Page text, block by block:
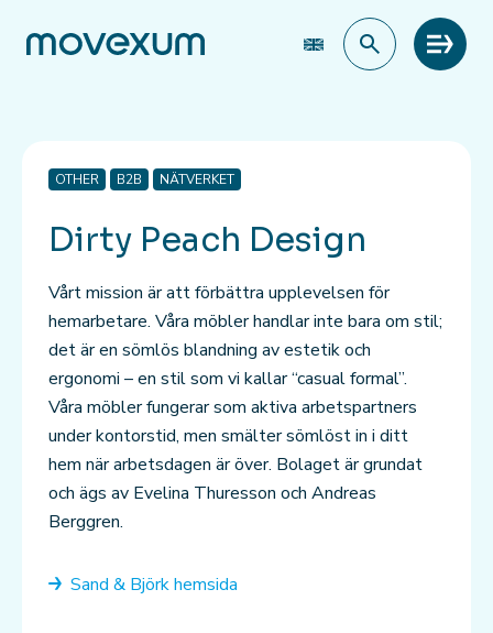
Meny
OTHER B2B NÄTVERKET
Dirty Peach Design
Vårt mission är att förbättra upplevelsen för
hemarbetare. Våra möbler handlar inte bara om stil;
det är en sömlös blandning av estetik och
ergonomi – en stil som vi kallar “casual formal”.
Våra möbler fungerar som aktiva arbetspartners
under kontorstid, men smälter sömlöst in i ditt
hem när arbetsdagen är över. Bolaget är grundat
och ägs av Evelina Thuresson och Andreas
Berggren.
Sand & Björk hemsida